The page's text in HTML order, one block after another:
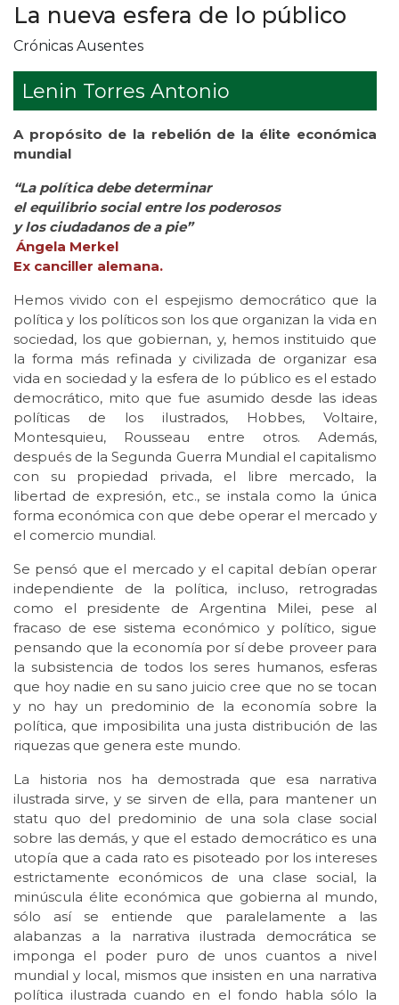
La nueva esfera de lo público
Crónicas Ausentes
Lenin Torres Antonio
A propósito de la rebelión de la élite económica
mundial
“La política debe determinar
el equilibrio social entre los poderosos
y los ciudadanos de a pie”
Ángela Merkel
Ex canciller alemana.
Hemos vivido con el espejismo democrático que la
política y los políticos son los que organizan la vida en
sociedad, los que gobiernan, y, hemos instituido que
la forma más refinada y civilizada de organizar esa
vida en sociedad y la esfera de lo público es el estado
democrático, mito que fue asumido desde las ideas
políticas de los ilustrados, Hobbes, Voltaire,
Montesquieu, Rousseau entre otros. Además,
después de la Segunda Guerra Mundial el capitalismo
con su propiedad privada, el libre mercado, la
libertad de expresión, etc., se instala como la única
forma económica con que debe operar el mercado y
el comercio mundial.
Se pensó que el mercado y el capital debían operar
independiente de la política, incluso, retrogradas
como el presidente de Argentina Milei, pese al
fracaso de ese sistema económico y político, sigue
pensando que la economía por sí debe proveer para
la subsistencia de todos los seres humanos, esferas
que hoy nadie en su sano juicio cree que no se tocan
y no hay un predominio de la economía sobre la
política, que imposibilita una justa distribución de las
riquezas que genera este mundo.
La historia nos ha demostrada que esa narrativa
ilustrada sirve, y se sirven de ella, para mantener un
statu quo del predominio de una sola clase social
sobre las demás, y que el estado democrático es una
utopía que a cada rato es pisoteado por los intereses
estrictamente económicos de una clase social, la
minúscula élite económica que gobierna al mundo,
sólo así se entiende que paralelamente a las
alabanzas a la narrativa ilustrada democrática se
imponga el poder puro de unos cuantos a nivel
mundial y local, mismos que insisten en una narrativa
política ilustrada cuando en el fondo habla sólo la